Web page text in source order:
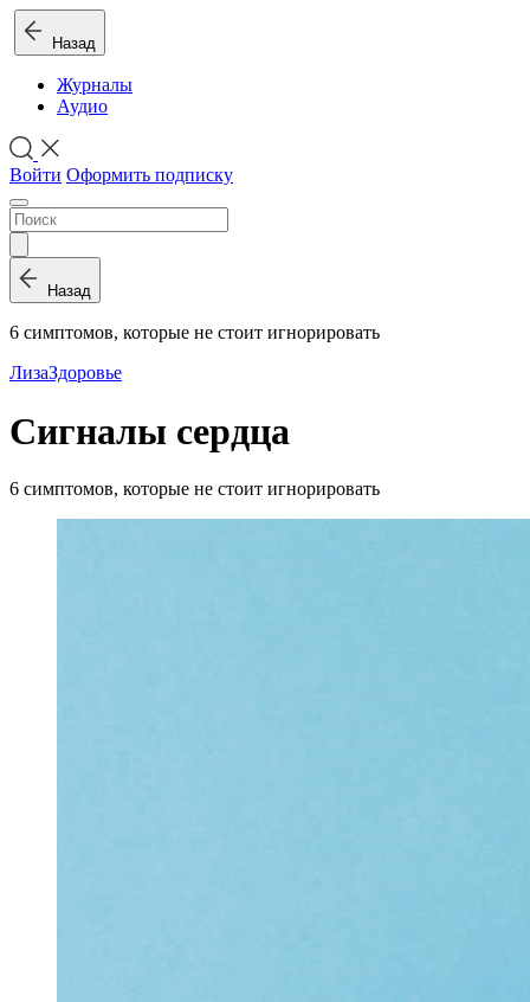
Назад
Журналы
Аудио
Войти Оформить подписку
Назад
6 симптомов, которые не стоит игнорировать
ЛизаЗдоровье
Сигналы сердца
6 симптомов, которые не стоит игнорировать